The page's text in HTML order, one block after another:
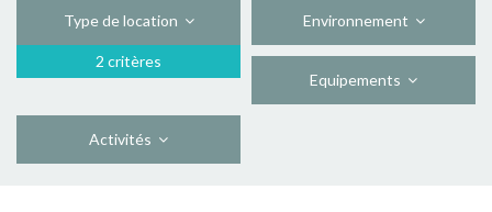
Type de location
2 critères
Environnement
Equipements
Activités